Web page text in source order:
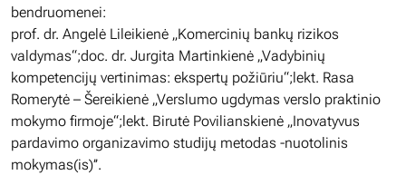
bendruomenei:
prof. dr. Angelė Lileikienė „Komercinių bankų rizikos
valdymas“;doc. dr. Jurgita Martinkienė „Vadybinių
kompetencijų vertinimas: ekspertų požiūriu“;lekt. Rasa
Romerytė – Šereikienė „Verslumo ugdymas verslo praktinio
mokymo firmoje“;lekt. Birutė Povilianskienė „Inovatyvus
pardavimo organizavimo studijų metodas -nuotolinis
mokymas(is)’’.